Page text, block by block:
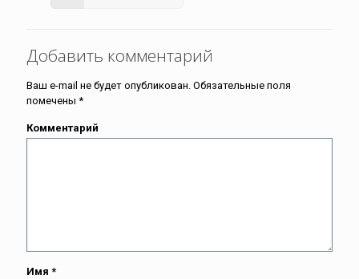
Добавить комментарий
Ваш e-mail не будет опубликован. Обязательные поля
помечены *
Комментарий
Имя *